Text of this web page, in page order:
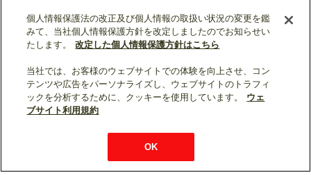
個人情報保護法の改正及び個人情報の取扱い状況の変更を鑑
みて、当社個人情報保護方針を改定しましたのでお知らせい
たします。
改定した個人情報保護方針はこちら
当社では、お客様のウェブサイトでの体験を向上させ、コン
テンツや広告をパーソナライズし、ウェブサイトのトラフィ
ックを分析するために、クッキーを使用しています。
ウェ
ブサイト利用規約
OK